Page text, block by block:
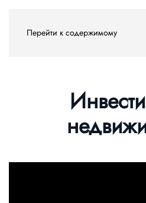
Перейти к содержимому